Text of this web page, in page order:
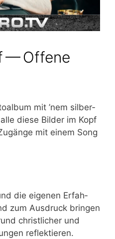
— Offene
mit ’nem sil­ber­
die­se Bil­der im Kopf
mit einem Song
die eige­nen Erfah­
zum Aus­druck brin­gen
christ­li­cher und
reflektieren.